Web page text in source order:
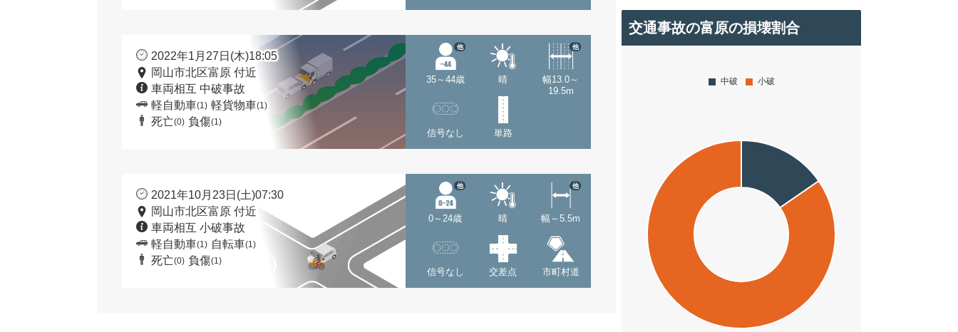
2022年1月27日(木)18:05
岡山市北区富原 付近
車両相互 中破事故
軽自動車(1) 軽貨物車(1)
死亡(0) 負傷(1)
35～44歳
他
晴
幅13.0～
19.5m
他
信号なし 単路
2021年10月23日(土)07:30
岡山市北区富原 付近
車両相互 小破事故
軽自動車(1) 自転車(1)
死亡(0) 負傷(1)
0～24歳
他
晴 幅～5.5m
他
信号なし 交差点 市町村道
交通事故の富原の損壊割合